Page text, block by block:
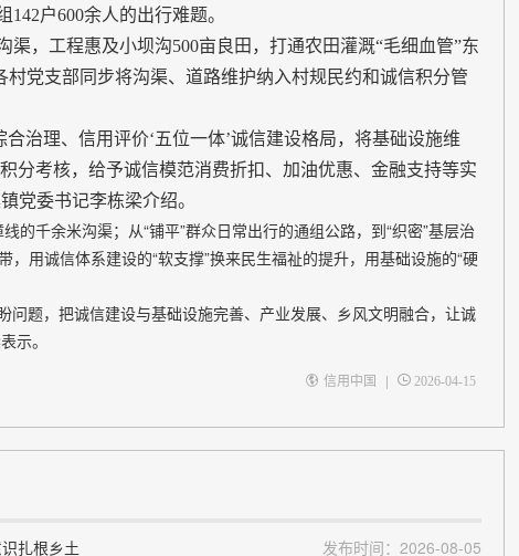
户600余人的出行难题。
，工程惠及小坝沟500亩良田，打通农田灌溉“毛细血管”东
党支部同步将沟渠、道路维护纳入村规民约和诚信积分管
理、信用评价‘五位一体’诚信建设格局，将基础设施维
分考核，给予诚信模范消费折扣、加油优惠、金融支持等实
党委书记李栋梁介绍。
千余米沟渠；从“铺平”群众日常出行的通组公路，到“织密”基层治
用诚信体系建设的“软支撑”换来民生福祉的提升，用基础设施的“硬
题，把诚信建设与基础设施完善、产业发展、乡风文明融合，让诚
示。
信用中国 | 2026-04-15
扎根乡土 发布时间：2026-08-05